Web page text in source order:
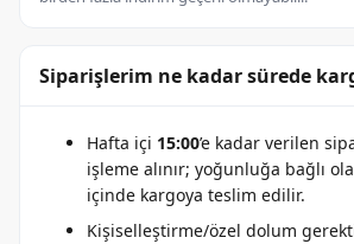
Siparişlerim ne kadar sürede
Hafta içi 15:00’e kadar verilen
işleme alınır; yoğunluğa bağlı
içinde kargoya teslim edilir.
Kişiselleştirme/özel dolum